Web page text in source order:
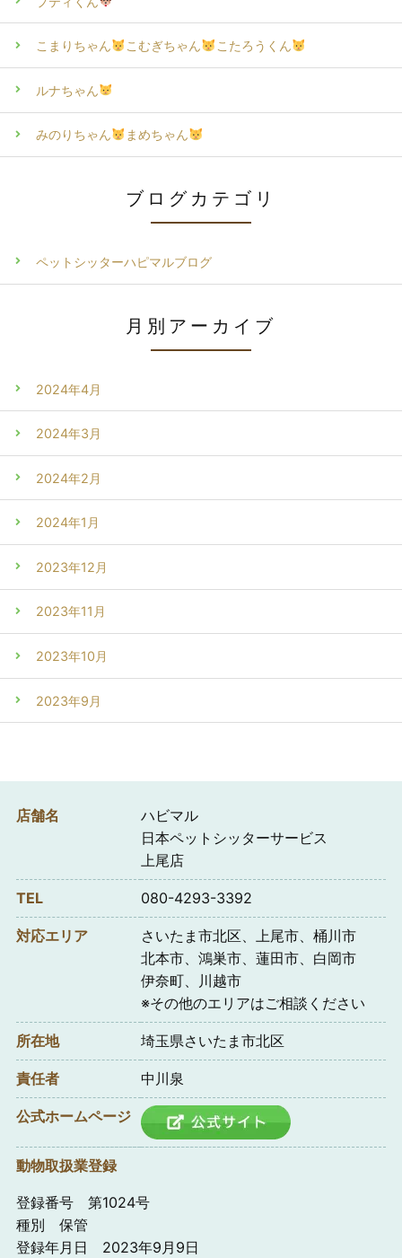
こまりちゃん こむぎちゃん こたろうくん
ルナちゃん
みのりちゃん まめちゃん
ブログカテゴリ
ペットシッターハピマルブログ
月別アーカイブ
2024年4月
2024年3月
2024年2月
2024年1月
2023年12月
2023年11月
2023年10月
2023年9月
店舗名
ハビマル
日本ペットシッターサービス
上尾店
TEL 080-4293-3392
対応エリア
さいたま市北区、上尾市、桶川市
北本市、鴻巣市、蓮田市、白岡市
伊奈町、川越市
※その他のエリアはご相談ください
所在地 埼玉県さいたま市北区
責任者 中川泉
公式ホームページ
動物取扱業登録
登録番号 第1024号
種別 保管
登録年月日 2023年9月9日